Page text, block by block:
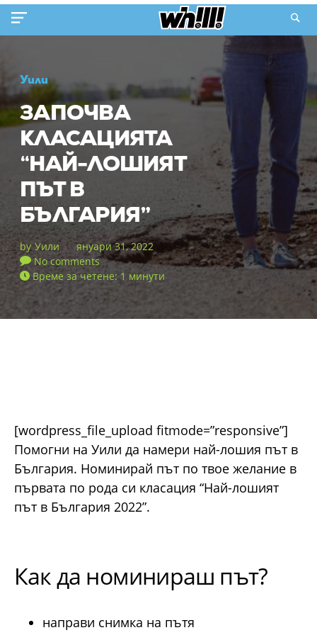
Уили
ЗАПОЧВА
КЛАСАЦИЯТА
“НАЙ-ЛОШИЯТ
ПЪТ В
БЪЛГАРИЯ”
by Уили
януари 31, 2022
No comments
Време за четене: 1 минути
[wordpress_file_upload fitmode=”responsive”]
Помогни на Уили да намери най-лошия път в
България. Номинирай път по твое желание в
първата по рода си класация “Най-лошият
път в България 2022”.
Как да номинираш път?
направи снимка на пътя